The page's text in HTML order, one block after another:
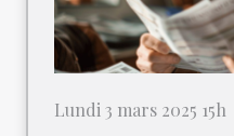
Lundi 3 mars 2025 15h